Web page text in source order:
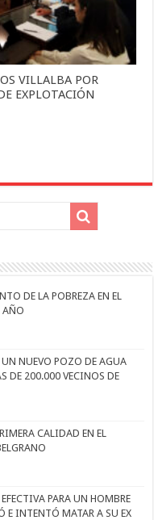
VILLALBA POR
EXPLOTACIÓN
DE LA POBREZA EN EL
AÑO
NUEVO POZO DE AGUA
DE 200.000 VECINOS DE
CALIDAD EN EL
PARA UN HOMBRE
E INTENTÓ MATAR A SU EX